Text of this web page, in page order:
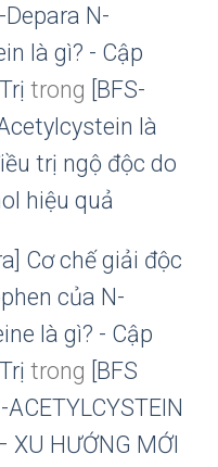
N-
là gì? - Cập
trong [BFS-
là
trị ngộ độc do
hiệu quả
Cơ chế giải độc
của N-
là gì? - Cập
trong [BFS
ACETYLCYSTEIN
HƯỚNG MỚI